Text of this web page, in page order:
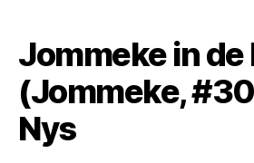
Jommeke in de
(Jommeke,
Nys